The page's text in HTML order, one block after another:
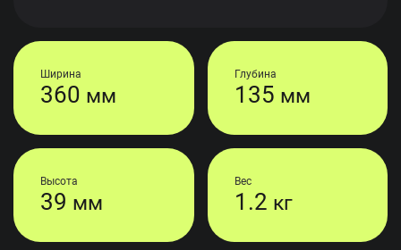
Ширина
360 мм
Глубина
135 мм
Высота
39 мм
Вес
1.2 кг